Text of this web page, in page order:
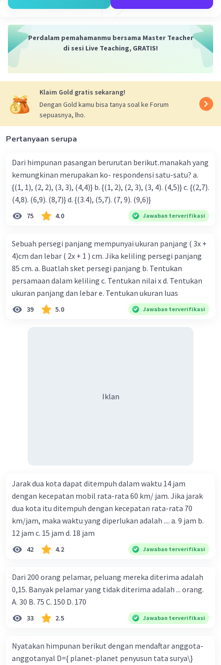
Perdalam pemahamanmu bersama Master Teacher
di sesi Live Teaching, GRATIS!
Klaim Gold gratis sekarang!
Dengan Gold kamu bisa tanya soal ke Forum
sepuasnya, lho.
Pertanyaan serupa
Dari himpunan pasangan berurutan berikut.manakah yang
kemungkinan merupakan ko- respondensi satu-satu? a.
{(1, 1), (2, 2), (3, 3), (4,4)} b. {(1, 2), (2, 3), (3, 4). (4,5)} c. {(2,7).
(4,8). (6,9). (8,7)} d. {(3.4), (5,7). (7, 9). (9,6)}
75 4.0 Jawaban terverifikasi
Sebuah persegi panjang mempunyai ukuran panjang ( 3x +
4)cm dan lebar ( 2x + 1 ) cm. Jika keliling persegi panjang
85 cm. a. Buatlah sket persegi panjang b. Tentukan
persamaan dalam keliling c. Tentukan nilai x d. Tentukan
ukuran panjang dan lebar e. Tentukan ukuran luas
39 5.0 Jawaban terverifikasi
Iklan
Jarak dua kota dapat ditempuh dalam waktu 14 jam
dengan kecepatan mobil rata-rata 60 km/ jam. Jika jarak
dua kota itu ditempuh dengan kecepatan rata-rata 70
km/jam, maka waktu yang diperlukan adalah .... a. 9 jam b.
12 jam c. 15 jam d. 18 jam
42 4.2 Jawaban terverifikasi
Dari 200 orang pelamar, peluang mereka diterima adalah
0,15. Banyak pelamar yang tidak diterima adalah ... orang.
A. 30 B. 75 C. 150 D. 170
33 2.5 Jawaban terverifikasi
Nyatakan himpunan berikut dengan mendaftar anggota-
anggotanyal D={ planet-planet penyusun tata surya\}